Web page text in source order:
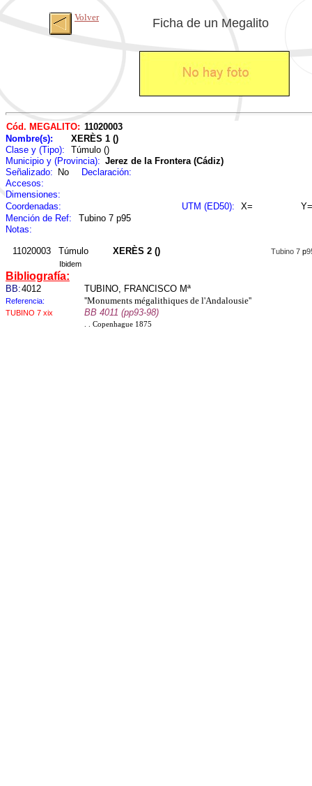
Volver Ficha de un Megalito
Cód. MEGALITO: 11020003
Nombre(s):
XERÈS 1 ()
Clase y (Tipo):
Túmulo ()
Municipio y (Provincia): Jerez de la Frontera (Cádiz)
Señalizado:
No
Declaración:
Accesos:
Dimensiones:
Coordenadas:
UTM (ED50): X=
Y=
Mención de Ref:
Tubino 7 p95
Notas:
11020003 Túmulo XERÈS 2 () Tubino 7 p
Ibidem
Bibliografía:
BB:4012 TUBINO, FRANCISCO Mª
Referencia: ''Monuments mégalithiques de l'Andalousie''
TUBINO 7 xix BB 4011 (pp93-98)
. . Copenhague 1875